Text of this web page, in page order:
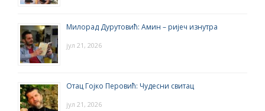
Милорад Дурутовић: Амин – ријеч изнутра
јул 21, 2026
Отац Гојко Перовић: Чудесни свитац
јул 21, 2026